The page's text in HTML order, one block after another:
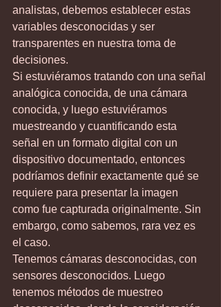
analistas, debemos establecer estas
variables desconocidas y ser
transparentes en nuestra toma de
decisiones.
Si estuviéramos tratando con una señal
analógica conocida, de una cámara
conocida, y luego estuviéramos
muestreando y cuantificando esta
señal en un formato digital con un
dispositivo documentado, entonces
podríamos definir exactamente qué se
requiere para presentar la imagen
como fue capturada originalmente. Sin
embargo, como sabemos, rara vez es
el caso.
Tenemos cámaras desconocidas, con
sensores desconocidos. Luego
tenemos métodos de muestreo